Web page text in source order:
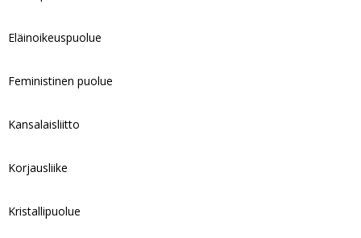
Eläinoikeuspuolue
Feministinen puolue
Kansalaisliitto
Korjausliike
Kristallipuolue